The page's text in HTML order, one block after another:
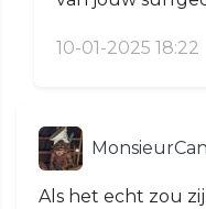
10-01-2025 18:22
Als het echt zou